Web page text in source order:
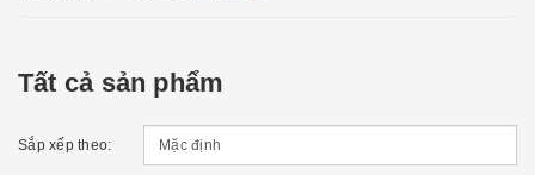
Tất cả sản phẩm
Sắp xếp theo: